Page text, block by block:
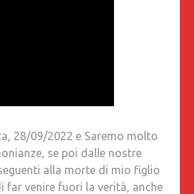
28/09/2022 e Saremo molto
se poi dalle nostre
alla morte di mio figlio
far venire fuori la verità, anche